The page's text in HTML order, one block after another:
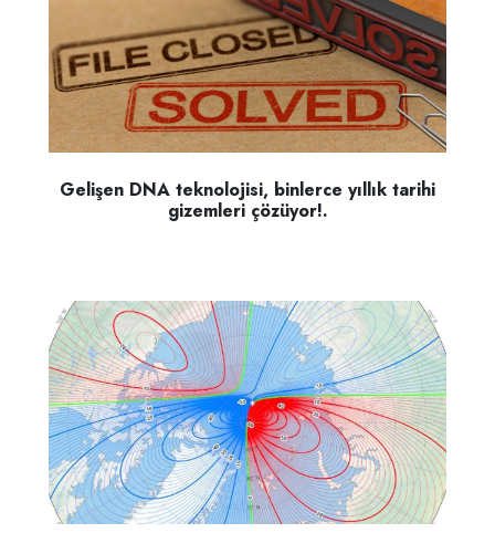
Gelişen DNA teknolojisi, binlerce yıllık tarihi
gizemleri çözüyor!.